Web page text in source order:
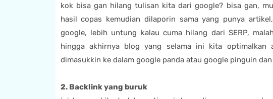
kok bisa gan hilang tulisan kita dari google? bisa gan,
hasil copas kemudian dilaporin sama yang punya
google, lebih untung kalau cuma hilang dari SERP,
hingga akhirnya blog yang selama ini kita optimalkan
dimasukkin ke dalam google panda atau google pinguin
2. Backlink yang buruk